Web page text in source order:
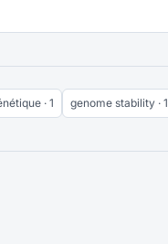
· 1 genome stability · 1